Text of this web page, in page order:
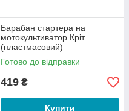
Барабан стартера на
мотокультиватор Кріт
(пластмасовий)
Готово до відправки
419 ₴
Купити